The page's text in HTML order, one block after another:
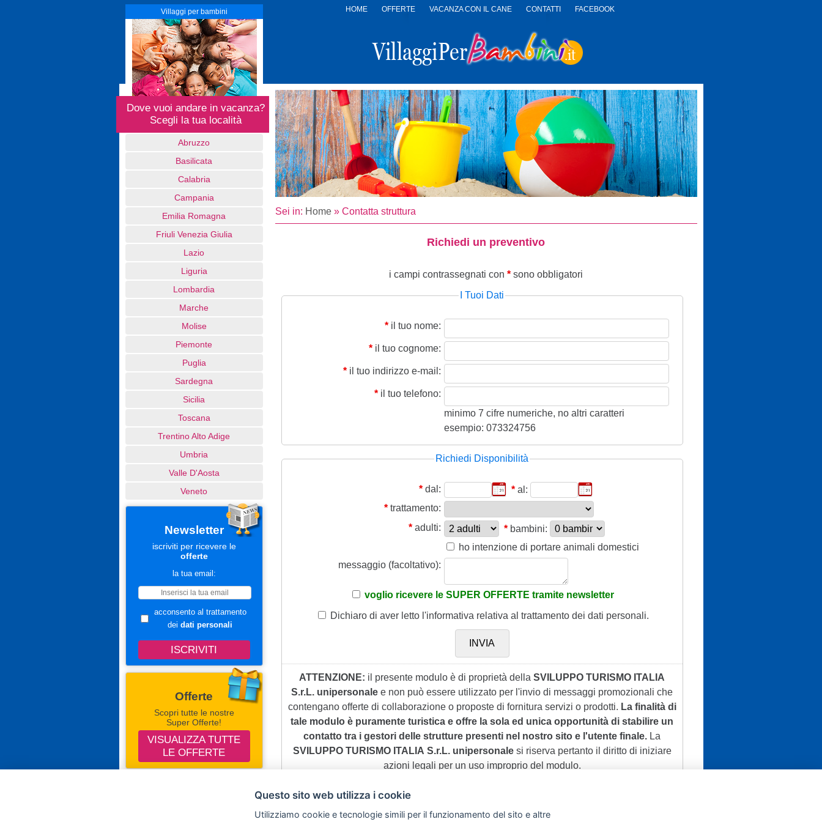
HOME OFFERTE VACANZA CON IL CANE CONTATTI
FACEBOOK
PER
BAMBINI
Villaggi per bambini
Dove vuoi andare in vacanza?
Scegli la tua località
Abruzzo
Basilicata
Calabria
Campania
Emilia Romagna
Friuli Venezia Giulia
Lazio
Liguria
Lombardia
Marche
Molise
Piemonte
Puglia
Sardegna
Sicilia
Toscana
Trentino Alto Adige
Umbria
Valle D'Aosta
Veneto
Newsletter
iscriviti per ricevere le
offerte
la tua email:
acconsento al trattamento
dei dati personali
Offerte
Scopri tutte le nostre
Super Offerte!
VISUALIZZA TUTTE
LE OFFERTE
Sei in: Home» Contatta struttura
Richiedi un preventivo
i campi contrassegnati con * sono obbligatori
I Tuoi Dati
* il tuo nome:
* il tuo cognome:
* il tuo indirizzo e-mail:
* il tuo telefono:
minimo 7 cifre numeriche, no altri caratteri
esempio: 073324756
Richiedi Disponibilità
* dal: * al:
* trattamento:
* adulti: * bambini:
ho intenzione di portare animali domestici
messaggio (facoltativo):
voglio ricevere le SUPER OFFERTE tramite newsletter
Dichiaro di aver letto l'informativa relativa al trattamento dei dati personali.
ATTENZIONE: il presente modulo è di proprietà dellaSVILUPPO TURISMO ITALIA
S.r.L. unipersonale e non può essere utilizzato per l'invio di messaggi promozionali che
contengano offerte di collaborazione o proposte di fornitura servizi o prodotti. La finalità di
tale modulo è puramente turistica e offre la sola ed unica opportunità di stabilire un
contatto tra i gestori delle strutture presenti nel nostro sito e l'utente finale. La
SVILUPPO TURISMO ITALIA S.r.L. unipersonalesi riserva pertanto il diritto di iniziare
azioni legali per un uso improprio del modulo.
Questo sito web utilizza i cookie
Utilizziamo cookie e tecnologie simili per il funzionamento del sito e altre